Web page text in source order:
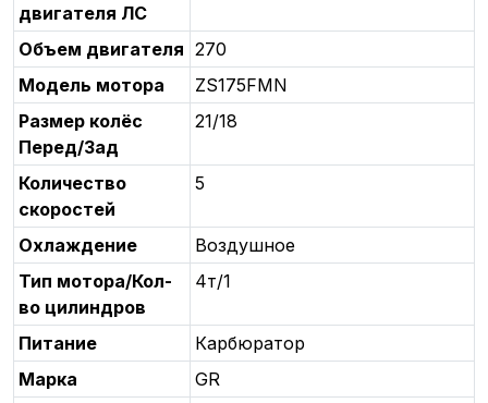
двигателя ЛС
Объем двигателя 270
Модель мотора
ZS175FMN
Размер колёс
Перед/Зад
21/18
Количество
скоростей
5
Охлаждение
Воздушное
Тип мотора/Кол-
во цилиндров
4т/1
Питание
Карбюратор
Марка
GR